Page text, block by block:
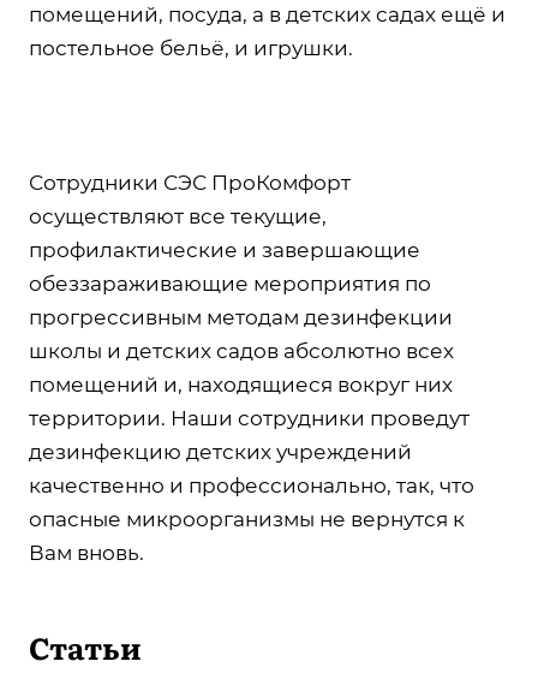
помещений, посуда, а в детских садах ещё и
постельное бельё, и игрушки.
Сотрудники СЭС ПроКомфорт
осуществляют все текущие,
профилактические и завершающие
обеззараживающие мероприятия по
прогрессивным методам дезинфекции
школы и детских садов абсолютно всех
помещений и, находящиеся вокруг них
территории. Наши сотрудники проведут
дезинфекцию детских учреждений
качественно и профессионально, так, что
опасные микроорганизмы не вернутся к
Вам вновь.
Статьи